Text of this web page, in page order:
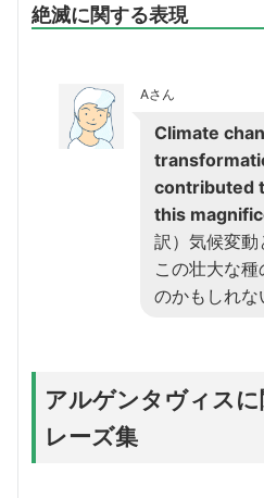
絶滅に関する表現
Aさん
Climate
contributed
this
訳）気候変動
この壮大な
のかもしれな
アルゲンタヴィス
レーズ集